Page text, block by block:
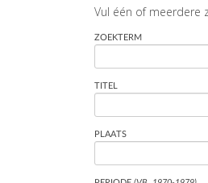
Vul één of meerdere
ZOEKTERM
TITEL
PLAATS